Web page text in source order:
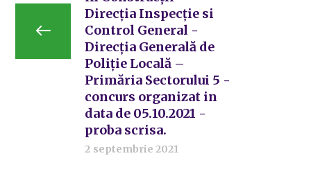
Direcția Inspecție si
Control General -
Direcția Generală de
Poliție Locală –
Primăria Sectorului 5 -
concurs organizat in
data de 05.10.2021 -
proba scrisa.
2 septembrie 2021